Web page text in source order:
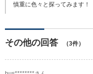
慎重に色々と探ってみます！
その他の回答 （3件）